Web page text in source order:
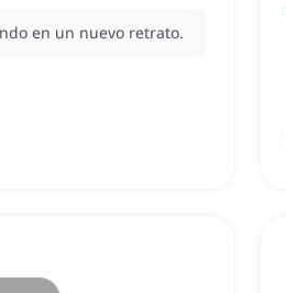
en un nuevo retrato.